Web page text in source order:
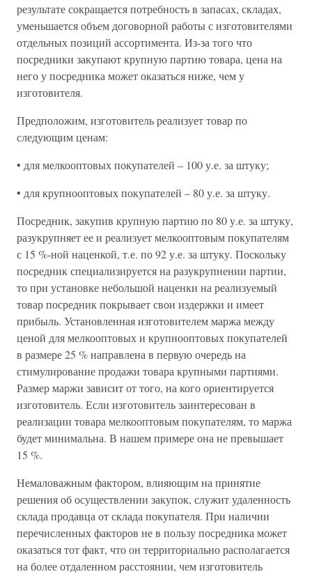
результате сокращается потребность в запасах, складах,
уменьшается объем договорной работы с изготовителями
отдельных позиций ассортимента. Из-за того что
посредники закупают крупную партию товара, цена на
него у посредника может оказаться ниже, чем у
изготовителя.
Предположим, изготовитель реализует товар по
следующим ценам:
• для мелкооптовых покупателей – 100 у.е. за штуку;
• для крупнооптовых покупателей – 80 у.е. за штуку.
Посредник, закупив крупную партию по 80 у.е. за штуку,
разукрупняет ее и реализует мелкооптовым покупателям
с 15 %-ной наценкой, т.е. по 92 у.е. за штуку. Поскольку
посредник специализируется на разукрупнении партии,
то при установке небольшой наценки на реализуемый
товар посредник покрывает свои издержки и имеет
прибыль. Установленная изготовителем маржа между
ценой для мелкооптовых и крупнооптовых покупателей
в размере 25 % направлена в первую очередь на
стимулирование продажи товара крупными партиями.
Размер маржи зависит от того, на кого ориентируется
изготовитель. Если изготовитель заинтересован в
реализации товара мелкооптовым покупателям, то маржа
будет минимальна. В нашем примере она не превышает
15 %.
Немаловажным фактором, влияющим на принятие
решения об осуществлении закупок, служит удаленность
склада продавца от склада покупателя. При наличии
перечисленных факторов не в пользу посредника может
оказаться тот факт, что он территориально располагается
на более отдаленном расстоянии, чем изготовитель